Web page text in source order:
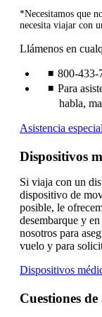
*Necesitamos que
necesita viajar con
Llámenos en
800-433-
Para
habla,
Asistencia especial
Dispositivos
Si viaja con un
dispositivo de
posible, le
desembarque y
nosotros para
vuelo y para
Dispositivos
Cuestiones de